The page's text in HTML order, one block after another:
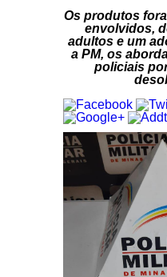
Os produtos
envolvidos,
adultos e um
a PM, os
policiais